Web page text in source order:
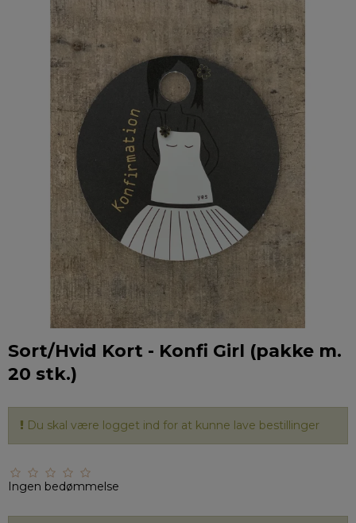
Sort/Hvid Kort - Konfi Girl (pakke m.
20 stk.)
Du skal være logget ind for at kunne lave bestillinger
Ingen bedømmelse